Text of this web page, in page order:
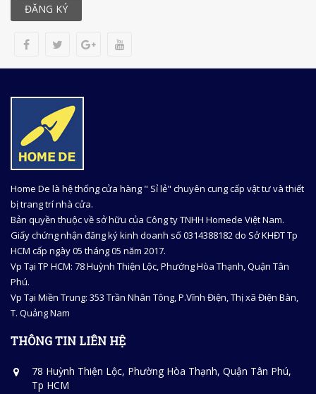
ĐĂNG KÝ
Home De là hệ thống cửa hàng " Sỉ lẻ" chuyên cung cấp vật tư và thiết
bị trang trí nhà cửa.
Bản quyền thuộc về sở hữu của Công ty TNHH Homede Việt Nam.
Giấy chứng nhận đăng ký kinh doanh số 0314388182 do Sở KHĐT Tp
HCM cấp ngày 05 tháng 05 năm 2017.
Vp Tại TP HCM: 78 Huỳnh Thiện Lộc, Phướng Hòa Thạnh, Quận Tân
Phú.
Vp Tại Miền Trung: 353 Trần Nhân Tông, P.Vĩnh Điện, Thị xã Điện Bàn,
T. Quảng Nam
THÔNG TIN LIÊN HỆ
78 Huỳnh Thiện Lộc, Phường Hòa Thạnh, Quận Tân Phú,
Tp HCM